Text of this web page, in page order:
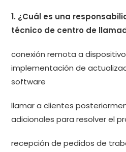
1. ¿Cuál es una
técnico de centro de
conexión remota a
implementación de
software
llamar a clientes
adicionales para resolver el
recepción de pedidos de